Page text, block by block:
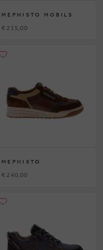
MEPHISTO MOBILS
€ 215,00
MEPHISTO
€ 240,00